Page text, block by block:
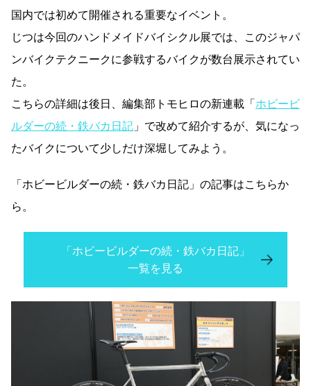
国内では初めて開催される重要なイベント。
じつは今回のハンドメイドバイシクル展では、このジャパ
ンバイクテクニークに参戦するバイクが数台展示されてい
た。
こちらの詳細は後日、編集部トモヒロの新連載「ホビービ
ルダーの続・鉄バカ日記 」で改めて紹介するが、気になっ
たバイクについて少しだけ深堀してみよう。
「ホビービルダーの続・鉄バカ日記」の記事はこちらか
ら。
「ホビービルダーの続・鉄バカ日記」
一覧を見る